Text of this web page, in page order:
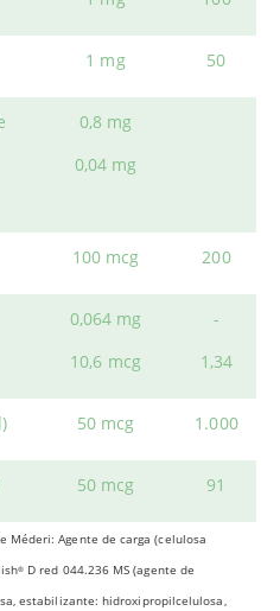
1 mg 50
0,8 mg
0,04 mg
100 mcg 200
0,064 mg
10,6 mcg
-
1,34
50 mcg 1.000
50 mcg 91
Méderi: Agente de carga (celulosa
® D red 044.236 MS (agente de
estabilizante: hidroxipropilcelulosa,